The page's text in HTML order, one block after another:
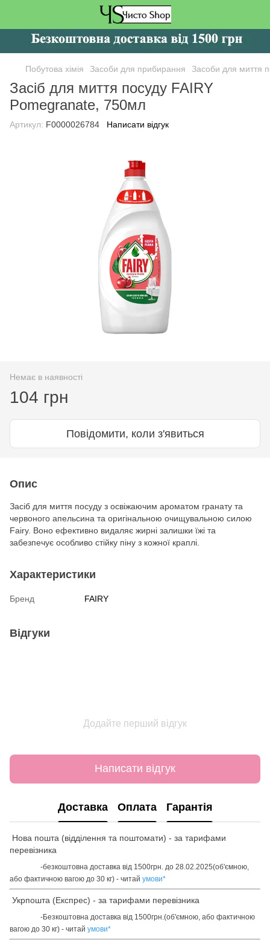
Побутова хімія Засоби для прибирання Засоби для миття
Засіб для миття посуду FAIRY
Pomegranate, 750мл
Артикул: F0000026784 Написати відгук
Немає в наявності
104 грн
Повідомити, коли з'явиться
Опис
Засіб для миття посуду з освіжаючим ароматом гранату та
червоного апельсина та оригінальною очищувальною силою
Fairy. Воно ефективно видаляє жирні залишки їжі та
забезпечує особливо стійку піну з кожної краплі.
Характеристики
Бренд FAIRY
Відгуки
Додайте перший відгук
Написати відгук
Доставка Оплата Гарантія
Нова пошта (відділення та поштомати) - за тарифами
перевізника
-безкоштовна доставка від 1500грн. до 28.02.2025(об'ємною,
або фактичною вагою до 30 кг) - читай умови*
Укрпошта (Експрес) - за тарифами перевізника
-Безкоштовна доставка від 1500грн.(об'ємною, або фактичною
вагою до 30 кг) - читай умови*